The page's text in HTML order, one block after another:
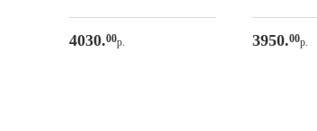
и задний борт)
4030.00р.
и задний
3950.00р.